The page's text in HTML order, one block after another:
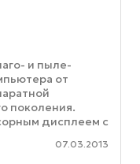
и пыле-
от
поколения.
дисплеем с
...
07.03.2013